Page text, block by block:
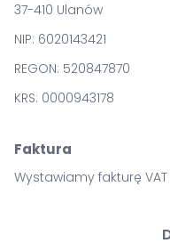
37-410 Ulanów
NIP: 6020143421
REGON: 520847870
KRS: 0000943178
Faktura
Wystawiamy fakturę VAT